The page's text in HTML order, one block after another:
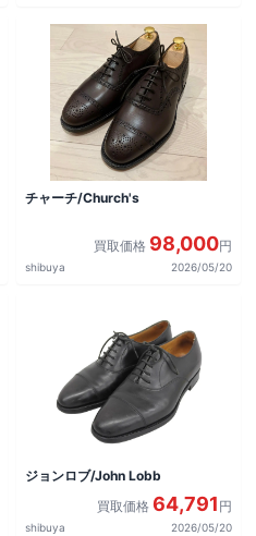
チャーチ/Church's
買取価格 98,000円
shibuya 2026/05/20
ジョンロブ/John Lobb
買取価格 64,791 円
shibuya 2026/05/20